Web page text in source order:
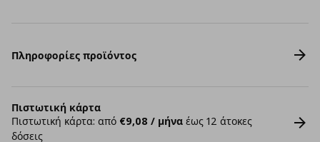
Πληροφορίες προϊόντος
Πιστωτική κάρτα
Πιστωτική κάρτα: από €9,08 / μήνα έως 12 άτοκες
δόσεις